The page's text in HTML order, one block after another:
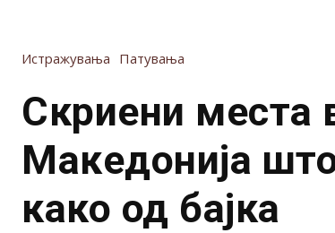
Истражувања Патувања
Скриени места
Македонија
како од бајка